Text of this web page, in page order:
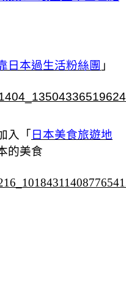
日本過生活粉絲團 」
入「 日本美食旅遊地
的美食